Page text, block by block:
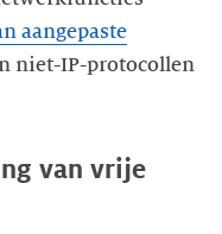
aangepaste
niet-IP-protocollen
van vrije